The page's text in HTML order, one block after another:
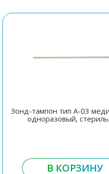
Зонд-тампон тип А-03
одноразовый,
В КОРЗИНУ